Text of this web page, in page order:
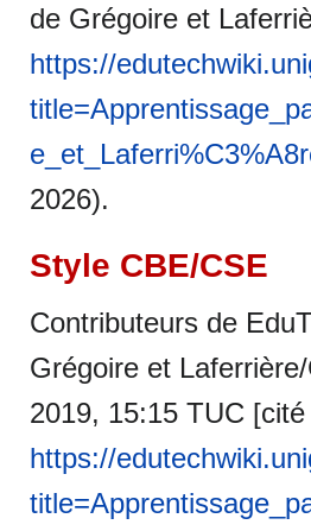
de Grégoire et
https://
2026).
Style CBE/CSE
Contributeurs de
Grégoire et
2019, 15:15 TUC
https://